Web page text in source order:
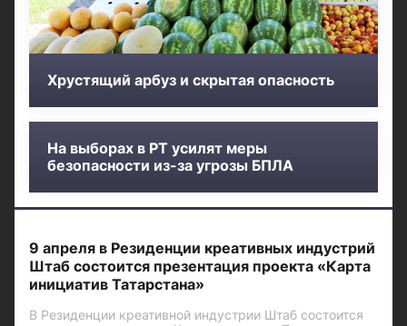
Хрустящий арбуз и скрытая опасность
На выборах в РТ усилят меры
безопасности из-за угрозы БПЛА
9 апреля в Резиденции креативных индустрий
Штаб состоится презентация проекта «Карта
инициатив Татарстана»
В Резиденции креативной индустрии Штаб состоится